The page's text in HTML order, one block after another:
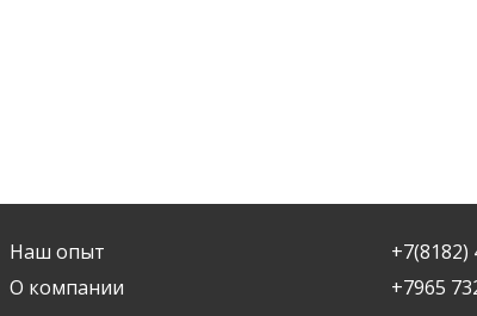
Наш опыт
О компании
+7(8182)
+7965